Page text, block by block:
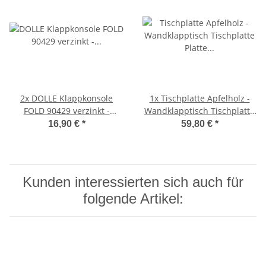
2x DOLLE Klappkonsole
FOLD 90429 verzinkt -
Klappenaussteller -
16,90 € *
1x Tischplatte Apfelholz -
Wandklapptisch Tischplatte
Platte Holzplatte B30 x T35
59,80 € *
Kunden interessierten sich auch für
folgende Artikel: